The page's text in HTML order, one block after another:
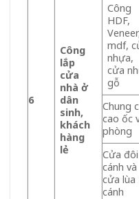
6
Công
lắp
cửa
nhà ở
dân
sinh,
khách
hàng
lẻ
Công
HDF,
mdf,
nhựa,
cửa
gỗ
Chung
cao ốc
phòng
Cửa
cánh và
cửa lùa
cánh